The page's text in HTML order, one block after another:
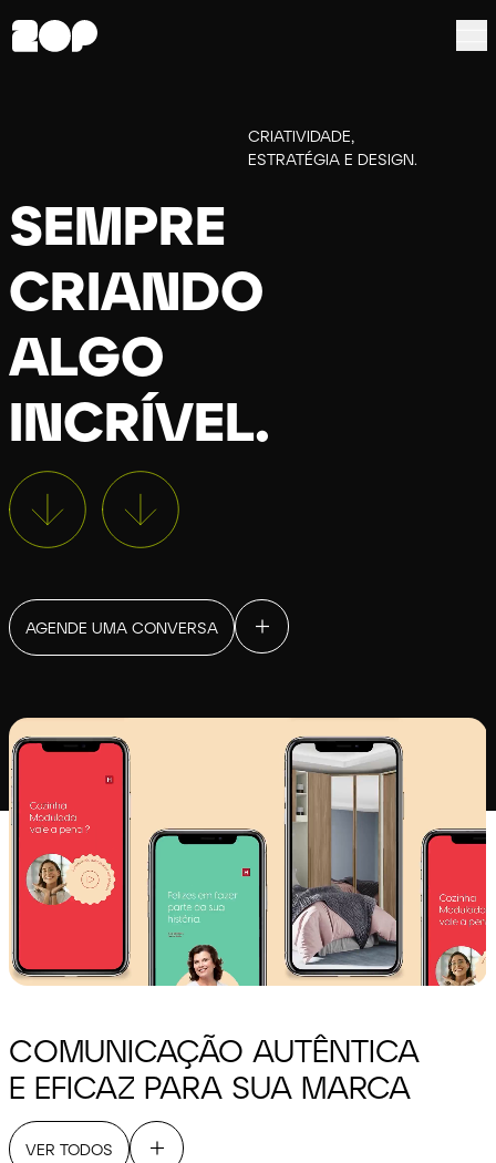
CRIATIVIDADE,
ESTRATÉGIA E DESIGN.
SEMPRE
CRIANDO
ALGO
INCRÍVEL.
AGENDE UMA CONVERSA
COMUNICAÇÃO AUTÊNTICA
E EFICAZ PARA SUA MARCA
VER TODOS